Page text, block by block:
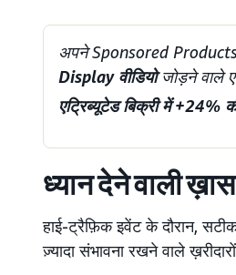
अपने Sponsored
Display वीडियोजोड़ने वाले
एट्रिब्यूटेड बिक्री में +24%
ध्यान देने वाली
हाई-ट्रैफ़िक इवेंट के दौरान,
ज़्यादा संभावना रखने वाले